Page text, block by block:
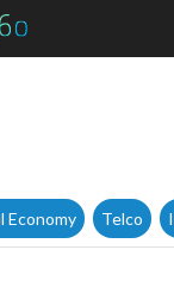
Economy Telco